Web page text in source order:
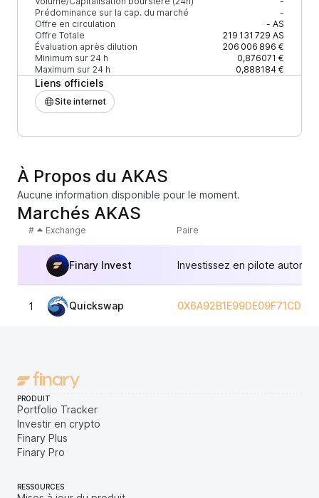
Prédominance sur la cap. du marché
-
Offre en circulation
- AS
Offre Totale
219 131 729 AS
Évaluation après dilution
206 006 896 €
Minimum sur 24 h
0,876071 €
Maximum sur 24 h
0,888184 €
Liens officiels
Site internet
À Propos du AKAS
Aucune information disponible pour le moment.
Marchés AKAS
# Exchange Paire
Finary Invest Investissez en pilote
1 Quickswap
PRODUIT
Portfolio Tracker
Investir en crypto
Finary Plus
Finary Pro
RESSOURCES